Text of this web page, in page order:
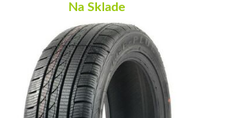
Na Sklade